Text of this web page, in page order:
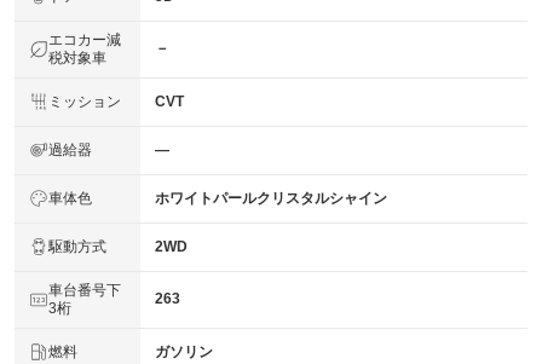
エコカー減
税対象車
－
ミッション CVT
過給器 ―
車体色 ホワイトパールクリスタルシャイン
駆動方式 2WD
車台番号下
3桁
263
燃料 ガソリン